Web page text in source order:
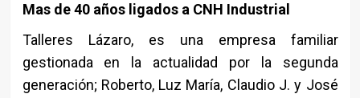
Mas de 40 años ligados a CNH Industrial
Talleres Lázaro, es una empresa familiar
gestionada en la actualidad por la segunda
generación; Roberto, Luz María, Claudio J. y José